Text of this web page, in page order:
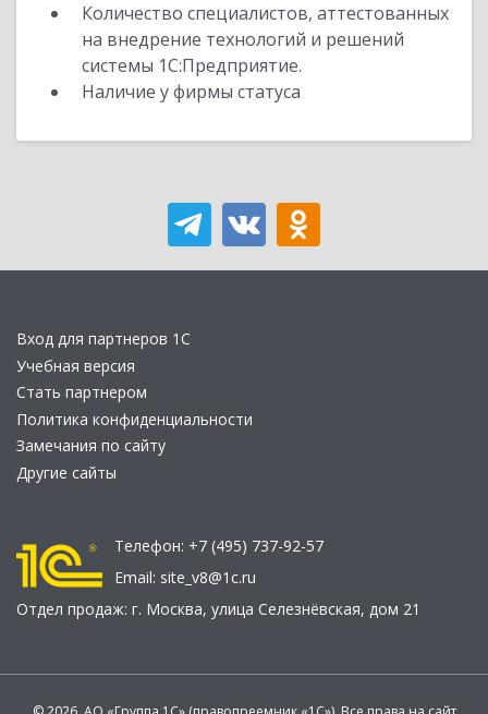
Количество специалистов, аттестованных
на внедрение технологий и решений
системы 1С:Предприятие.
Наличие у фирмы статуса
Вход для партнеров 1С
Учебная версия
Стать партнером
Политика конфиденциальности
Замечания по сайту
Другие сайты
Телефон: +7 (495) 737-92-57
Email: site_v8@1c.ru
Отдел продаж: г. Москва, улица Селезнёвская, дом 21